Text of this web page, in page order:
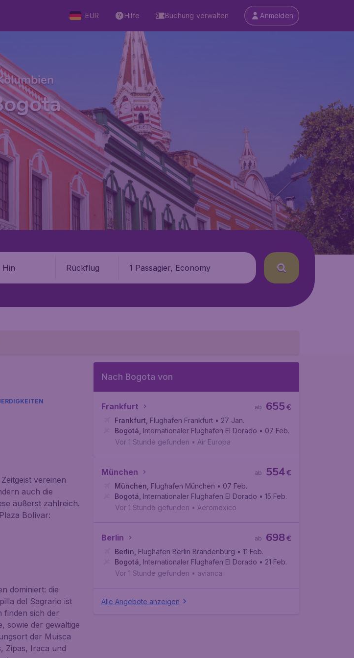
EUR Hilfe Buchung verwalten Anmelden
Hin Rückflug 1 Passagier, Economy
vereinen
auch die
äußerst zahlreich.
Plaza Bolívar:
dominiert: die
del Sagrario ist
finden sich der
sowie der gewaltige
der Muisca
Zipas, Iraca und
Nach Bogota von
Frankfurt €
655
ab
Frankfurt Flughafen Frankfurt • 27 Jan.
Bogotá Internationaler Flughafen EI Dorado • 07 Feb.
Vor 1 Stunde gefunden • Air Europa
München €
554
ab
München Flughafen München • 07 Feb.
Bogotá Internationaler Flughafen EI Dorado • 15 Feb.
Vor 1 Stunde gefunden • Aeromexico
Berlin €
698
ab
Berlin Flughafen Berlin Brandenburg • 11 Feb.
Bogotá Internationaler Flughafen EI Dorado • 21 Feb.
Vor 1 Stunde gefunden • avianca
Alle Angebote anzeigen